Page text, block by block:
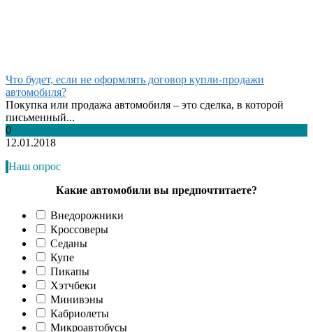
Что будет, если не оформлять договор купли-продажи
автомобиля?
Покупка или продажа автомобиля – это сделка, в которой
письменный...
0
12.01.2018
Наш опрос
Какие автомобили вы предпочтитаете?
Внедорожники
Кроссоверы
Седаны
Купе
Пикапы
Хэтчбеки
Минивэны
Кабриолеты
Микроавтобусы